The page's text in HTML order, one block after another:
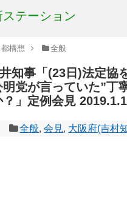
テーション
都構想 全般
知事「(23日)法定協
党が言っていた”丁
」定例会見
全般,会見, 大阪府(吉村